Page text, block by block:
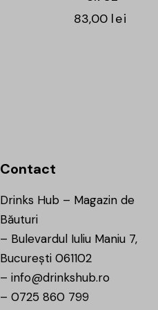
83,00 lei
Contact
Drinks Hub – Magazin de
Băuturi
– Bulevardul Iuliu Maniu 7,
București 061102
– info@drinkshub.ro
– 0725 860 799